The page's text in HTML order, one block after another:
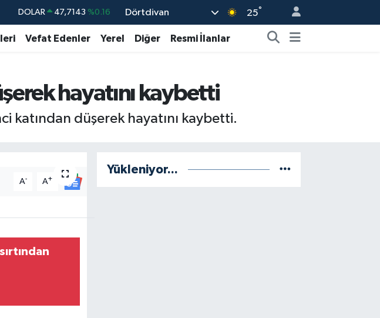
DOLAR 47,7143 %0.16
EURO 55,0317 %-0.02
BİST100 13.887 %64
64.360,53 %-0.76
Dörtdivan 25°
Vefat Edenler Yerel Diğer Resmi İlanlar
hayatını kaybetti
katından düşerek hayatını kaybetti.
A- A+
Yükleniyor...